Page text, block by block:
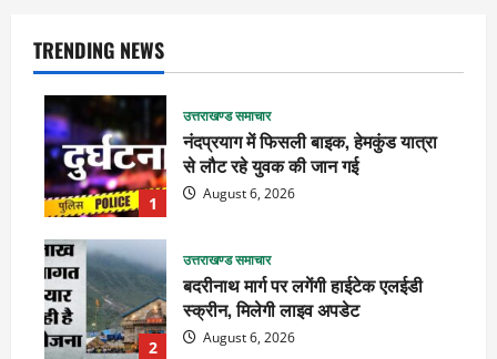
TRENDING NEWS
1
उत्तराखण्ड समाचार
नंदप्रयाग में फिसली बाइक, हेमकुंड यात्रा
से लौट रहे युवक की जान गई
August 6, 2026
2
उत्तराखण्ड समाचार
बदरीनाथ मार्ग पर लगेंगी हाईटेक एलईडी
स्क्रीन, मिलेगी लाइव अपडेट
August 6, 2026